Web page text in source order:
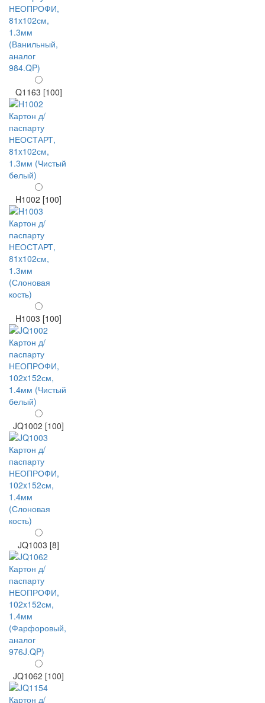
Q1163 [100]
H1002 [100]
H1003 [100]
JQ1002 [100]
JQ1003 [8]
JQ1062 [100]